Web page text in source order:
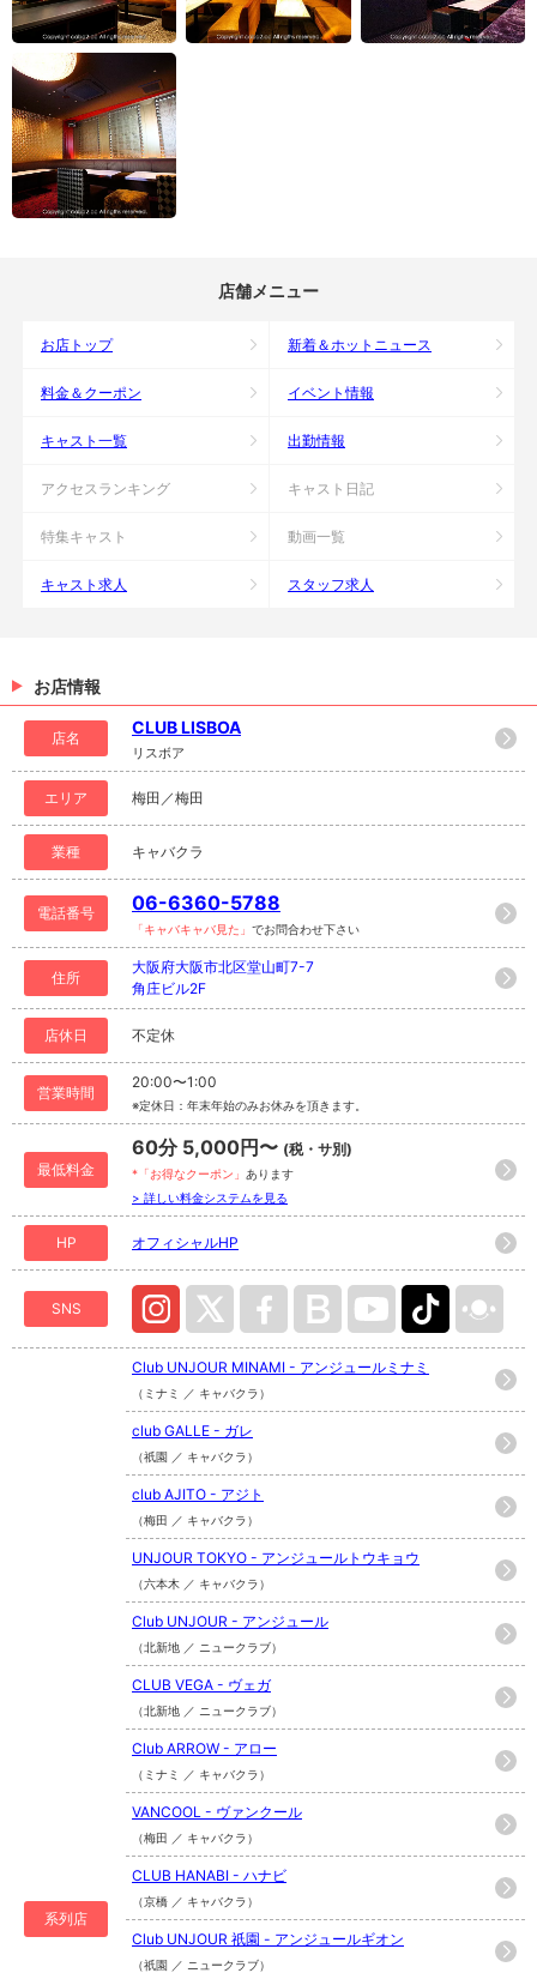
店舗メニュー
お店トップ 新着＆ホットニュース
料金＆クーポン イベント情報
キャスト一覧 出勤情報
アクセスランキング キャスト日記
特集キャスト 動画一覧
キャスト求人 スタッフ求人
お店情報
店名
CLUB LISBOA
リスボア
エリア 梅田／梅田
業種 キャバクラ
電話番号 06-6360-5788
「キャバキャバ見た」 でお問合わせ下さい
住所
大阪府大阪市北区堂山町7-7
角庄ビル2F
店休日 不定休
営業時間
20:00〜1:00
※定休日：年末年始のみお休みを頂きます。
最低料金
60分 5,000円〜 (税・サ別)
*「お得なクーポン」 あります
> 詳しい料金システムを見る
HP オフィシャルHP
SNS
系列店
Club UNJOUR MINAMI - アンジュールミナミ
（ミナミ ／ キャバクラ）
club GALLE - ガレ
（祇園 ／ キャバクラ）
club AJITO - アジト
（梅田 ／ キャバクラ）
UNJOUR TOKYO - アンジュールトウキョウ
（六本木 ／ キャバクラ）
Club UNJOUR - アンジュール
（北新地 ／ ニュークラブ）
CLUB VEGA - ヴェガ
（北新地 ／ ニュークラブ）
Club ARROW - アロー
（ミナミ ／ キャバクラ）
VANCOOL - ヴァンクール
（梅田 ／ キャバクラ）
CLUB HANABI - ハナビ
（京橋 ／ キャバクラ）
Club UNJOUR 祇園 - アンジュールギオン
（祇園 ／ ニュークラブ）